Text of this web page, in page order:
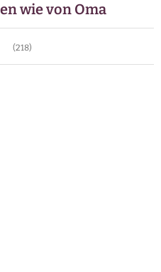
wie von Oma
(218)